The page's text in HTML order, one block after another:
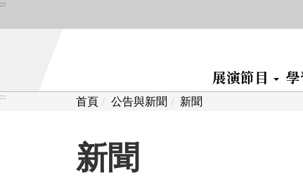
跳
到
容
:::
展演節目
::: 首頁 公告與新聞 新聞
新聞